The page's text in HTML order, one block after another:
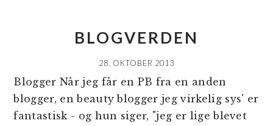
BLOGVERDEN
28. OKTOBER 2013
Blogger Når jeg får en PB fra en anden
blogger, en beauty blogger jeg virkelig sys' er
fantastisk - og hun siger, "jeg er lige blevet